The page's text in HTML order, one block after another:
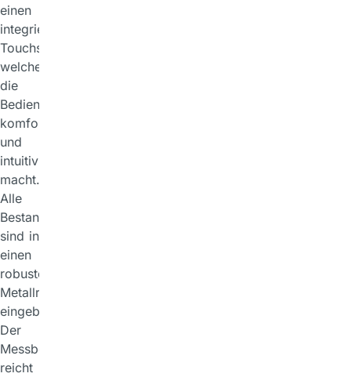
einen
integrierten
Touchscreen,
welcher
die
Bedienung
komfortabel
und
intuitiv
macht.
Alle
Bestandteile
sind in
einen
robusten
Metallrahmen
eingebaut.
Der
Messbereich
reicht